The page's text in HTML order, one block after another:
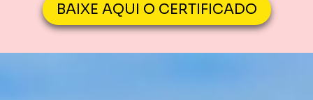
BAIXE AQUI O CERTIFICADO